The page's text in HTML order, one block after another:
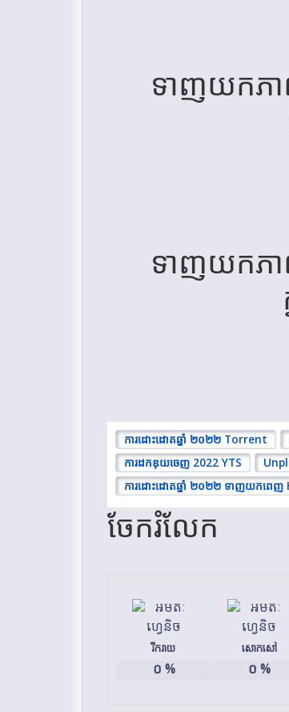
ទាញយកភា
ទាញយកភា
ការដោះដោតឆ្នាំ ២០២២ Torrent
ការដកឌុយចេញ 2022 YTS
ការដោះដោតឆ្នាំ ២០២២ ទាញយកពេញ
ចែករំលែក
រីករាយ
០ %
សោកសៅ
០ %